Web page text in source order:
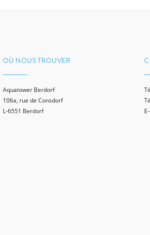
OÙ NOUS TROUVER
Aquatower Berdorf
106a, rue de Consdorf
L-6551 Berdorf